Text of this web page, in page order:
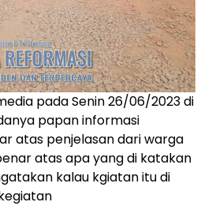
pada Senin 26/06/2023 di
papan informasi
atas penjelasan dari warga
atas apa yang di katakan
kalau kgiatan itu di